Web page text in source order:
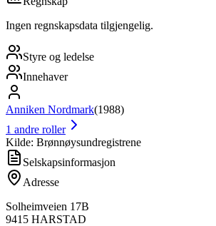
Ingen regnskapsdata tilgjengelig.
Styre og ledelse
Innehaver
Anniken Nordmark(1988)
1 andre roller
Kilde: Brønnøysundregistrene
Selskapsinformasjon
Adresse
Solheimveien 17B
9415 HARSTAD